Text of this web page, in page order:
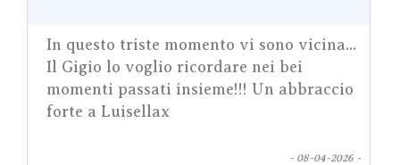
In questo triste momento vi sono vicina...
Il Gigio lo voglio ricordare nei bei
momenti passati insieme!!! Un abbraccio
forte a Luisellax
- 08-04-2026 -